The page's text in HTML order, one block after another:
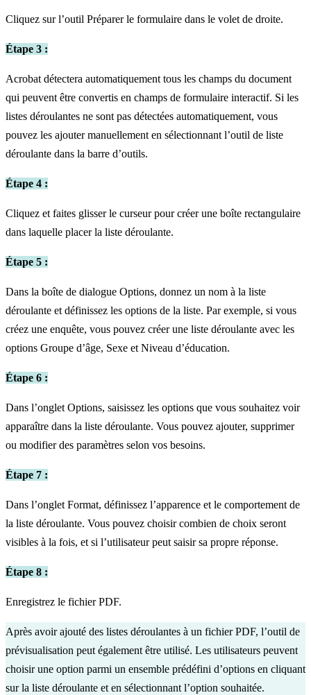
Cliquez sur l’outil Préparer le formulaire dans le volet de droite.
Étape 3 :
Acrobat détectera automatiquement tous les champs du document
qui peuvent être convertis en champs de formulaire interactif. Si les
listes déroulantes ne sont pas détectées automatiquement, vous
pouvez les ajouter manuellement en sélectionnant l’outil de liste
déroulante dans la barre d’outils.
Étape 4 :
Cliquez et faites glisser le curseur pour créer une boîte rectangulaire
dans laquelle placer la liste déroulante.
Étape 5 :
Dans la boîte de dialogue Options, donnez un nom à la liste
déroulante et définissez les options de la liste. Par exemple, si vous
créez une enquête, vous pouvez créer une liste déroulante avec les
options Groupe d’âge, Sexe et Niveau d’éducation.
Étape 6 :
Dans l’onglet Options, saisissez les options que vous souhaitez voir
apparaître dans la liste déroulante. Vous pouvez ajouter, supprimer
ou modifier des paramètres selon vos besoins.
Étape 7 :
Dans l’onglet Format, définissez l’apparence et le comportement de
la liste déroulante. Vous pouvez choisir combien de choix seront
visibles à la fois, et si l’utilisateur peut saisir sa propre réponse.
Étape 8 :
Enregistrez le fichier PDF.
Après avoir ajouté des listes déroulantes à un fichier PDF, l’outil de
prévisualisation peut également être utilisé. Les utilisateurs peuvent
choisir une option parmi un ensemble prédéfini d’options en cliquant
sur la liste déroulante et en sélectionnant l’option souhaitée.